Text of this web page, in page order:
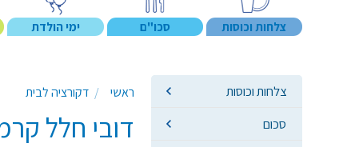
צלחות וכוסות סכו"ם ימי הולדת
צלחות וכוסות
סכום
ראשי דקורציה לבית
דובי חלל